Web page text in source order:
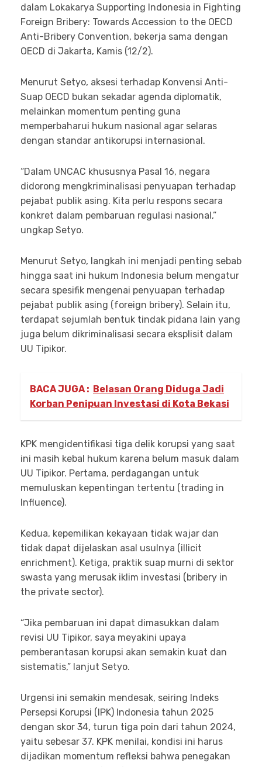
dalam Lokakarya Supporting Indonesia in Fighting
Foreign Bribery: Towards Accession to the OECD
Anti-Bribery Convention, bekerja sama dengan
OECD di Jakarta, Kamis (12/2).
Menurut Setyo, aksesi terhadap Konvensi Anti-
Suap OECD bukan sekadar agenda diplomatik,
melainkan momentum penting guna
memperbaharui hukum nasional agar selaras
dengan standar antikorupsi internasional.
“Dalam UNCAC khususnya Pasal 16, negara
didorong mengkriminalisasi penyuapan terhadap
pejabat publik asing. Kita perlu respons secara
konkret dalam pembaruan regulasi nasional,”
ungkap Setyo.
Menurut Setyo, langkah ini menjadi penting sebab
hingga saat ini hukum Indonesia belum mengatur
secara spesifik mengenai penyuapan terhadap
pejabat publik asing (foreign bribery). Selain itu,
terdapat sejumlah bentuk tindak pidana lain yang
juga belum dikriminalisasi secara eksplisit dalam
UU Tipikor.
BACA JUGA : Belasan Orang Diduga Jadi
Korban Penipuan Investasi di Kota Bekasi
KPK mengidentifikasi tiga delik korupsi yang saat
ini masih kebal hukum karena belum masuk dalam
UU Tipikor. Pertama, perdagangan untuk
memuluskan kepentingan tertentu (trading in
Influence).
Kedua, kepemilikan kekayaan tidak wajar dan
tidak dapat dijelaskan asal usulnya (illicit
enrichment). Ketiga, praktik suap murni di sektor
swasta yang merusak iklim investasi (bribery in
the private sector).
“Jika pembaruan ini dapat dimasukkan dalam
revisi UU Tipikor, saya meyakini upaya
pemberantasan korupsi akan semakin kuat dan
sistematis,” lanjut Setyo.
Urgensi ini semakin mendesak, seiring Indeks
Persepsi Korupsi (IPK) Indonesia tahun 2025
dengan skor 34, turun tiga poin dari tahun 2024,
yaitu sebesar 37. KPK menilai, kondisi ini harus
dijadikan momentum refleksi bahwa penegakan